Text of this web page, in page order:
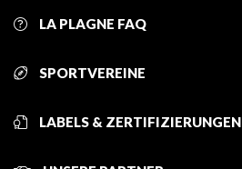
LA PLAGNE FAQ
SPORTVEREINE
LABELS & ZERTIFIZIERUNGEN